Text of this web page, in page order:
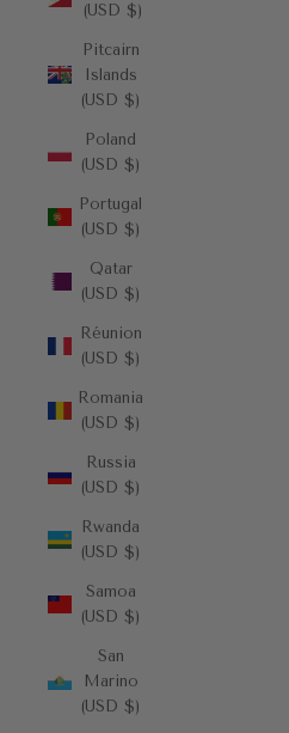
(USD $)
Pitcairn
Islands
(USD $)
Poland
(USD $)
Portugal
(USD $)
Qatar
(USD $)
Réunion
(USD $)
Romania
(USD $)
Russia
(USD $)
Rwanda
(USD $)
Samoa
(USD $)
San
Marino
(USD $)